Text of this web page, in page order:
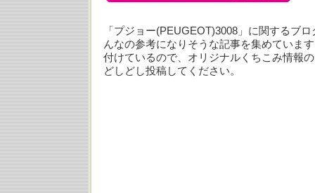
「プジョー(PEUGEOT)3008」に関するブ
んなの参考になりそうな記事を集めていま
付けているので、オリジナルくちこみ情報
どしどし投稿してください。